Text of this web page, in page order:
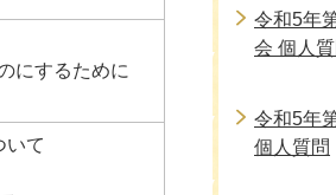
にするために
いて
令和5年
会 個人
令和5年
個人質問